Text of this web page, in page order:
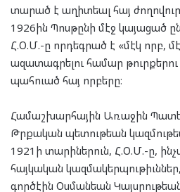
տարած է աղիտեալ հայ
1926ին Պոսթընի մէջ կայացած
Հ.Օ.Մ.-ը որդեգրած է «մէկ որբ,
ազատագրելու համար թուրքերու
պահուած հայ որբերը։
Համաշխարհային Առաջին
Թրքական պետութեան
1921ի տարիներուն, Հ.Օ.Մ.-ը,
հայկական
գործէին Օսմանեան